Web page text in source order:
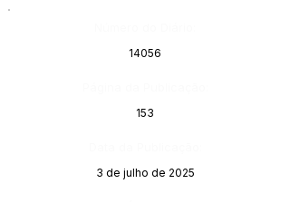
14056
153
3 de julho de 2025